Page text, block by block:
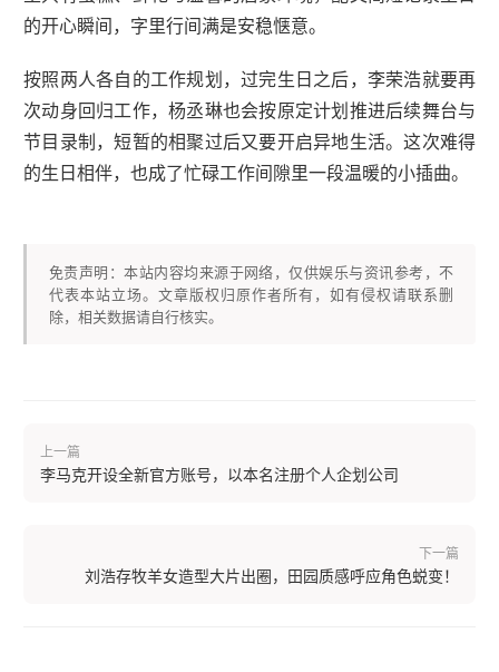
的开心瞬间，字里行间满是安稳惬意。
按照两人各自的工作规划，过完生日之后，李荣浩就要再
次动身回归工作，杨丞琳也会按原定计划推进后续舞台与
节目录制，短暂的相聚过后又要开启异地生活。这次难得
的生日相伴，也成了忙碌工作间隙里一段温暖的小插曲。
免责声明：本站内容均来源于网络，仅供娱乐与资讯参考，不
代表本站立场。文章版权归原作者所有，如有侵权请联系删
除，相关数据请自行核实。
上一篇
李马克开设全新官方账号，以本名注册个人企划公司
下一篇
刘浩存牧羊女造型大片出圈，田园质感呼应角色蜕变！